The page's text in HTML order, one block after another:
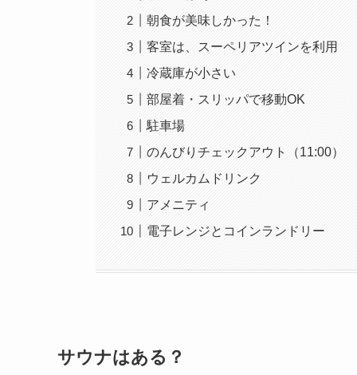
朝食が美味しかった！
客室は、スーペリアツインを利用
冷蔵庫が小さい
部屋着・スリッパで移動OK
駐車場
のんびりチェックアウト（11:00）
ウェルカムドリンク
アメニティ
電子レンジとコインランドリー
サウナはある？